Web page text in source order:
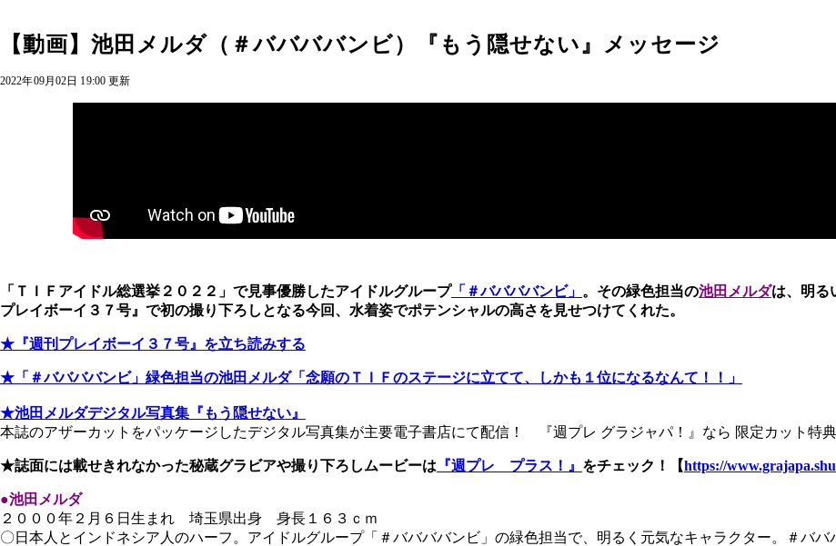
【動画】池田メルダ（＃ババババンビ）『もう隠せない』メッセージ
2022年09月02日 19:00 更新
「ＴＩＦアイドル総選挙２０２２」で見事優勝したアイドルグループ「＃ババババンビ」 。その緑色担当の池田メルダは、明る
プレイボーイ３７号』で初の撮り下ろしとなる今回、水着姿でポテンシャルの高さを見せつけてくれた。
★『週刊プレイボーイ３７号』を立ち読みする
★「＃ババババンビ」緑色担当の池田メルダ「念願のＴＩＦのステージに立てて、しかも１位になるなんて！！」
★池田メルダデジタル写真集『もう隠せない』
本誌のアザーカットをパッケージしたデジタル写真集が主要電子書店にて配信！ 『週プレ グラジャパ！』なら 限定カット特
★誌面には載せきれなかった秘蔵グラビアや撮り下ろしムービーは 『週プレ プラス！』 をチェック！【https://
●池田メルダ
２０００年２月６日生まれ 埼玉県出身 身長１６３ｃｍ
〇日本人とインドネシア人のハーフ。アイドルグループ「＃ババババンビ」の緑色担当で、明るく元気なキャラクター。＃バ